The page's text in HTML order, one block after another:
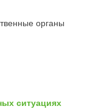
органы
ситуациях